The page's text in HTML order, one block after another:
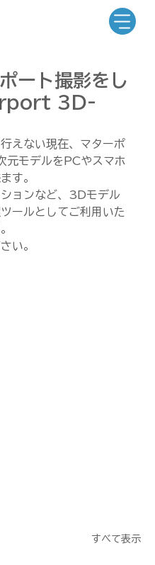
ート撮影をし
3D-
えない現在、マターポ
元モデルをPCやスマホ
す。
ョンなど、3Dモデル
ールとしてご利用いた
い。
すべて表示